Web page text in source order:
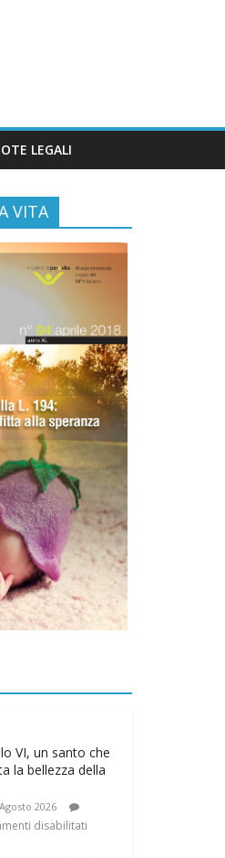
LEGALI
VITA
VI, un santo che
la bellezza della
2026
disabilitati